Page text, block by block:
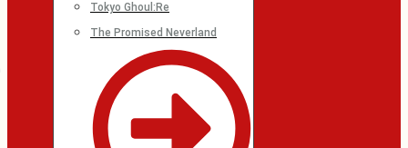
Tokyo Ghoul:Re
The Promised Neverland